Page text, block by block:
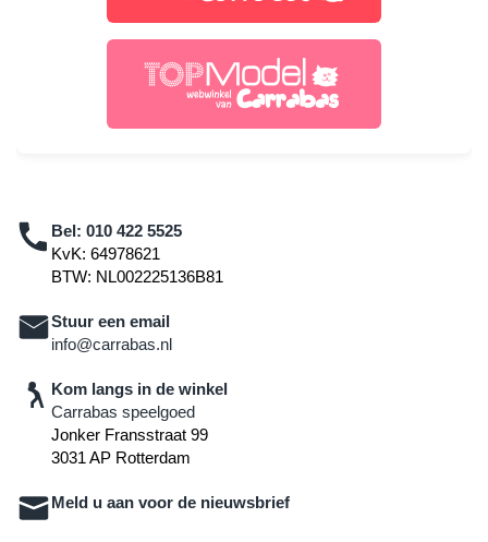
Bel: 010 422 5525
KvK: 64978621
BTW: NL002225136B81
Stuur een email
info@carrabas.nl
Kom langs in de winkel
Carrabas speelgoed
Jonker Fransstraat 99
3031 AP Rotterdam
Meld u aan voor de nieuwsbrief